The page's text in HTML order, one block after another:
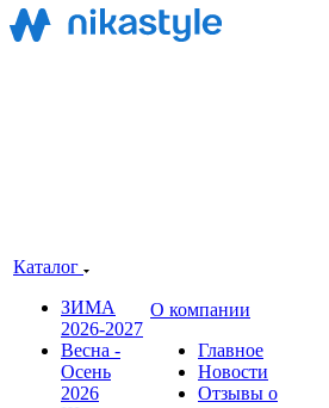
Каталог
ЗИМА
2026-2027
Весна -
Осень
2026
О компании
Главное
Новости
Отзывы о